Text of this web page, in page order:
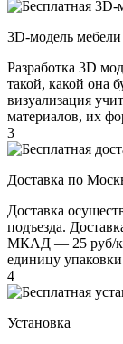
3D-модель мебели
Разработка 3D
такой, какой она
визуализация
материалов, их
3
Доставка по
Доставка
подъезда.
МКАД — 25 руб/
единицу
4
Установка